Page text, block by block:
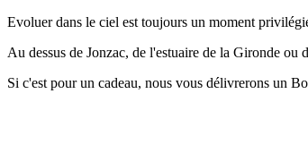
Evoluer dans le ciel est toujours un moment
Au dessus de Jonzac, de l'estuaire de la Gironde ou
Si c'est pour un cadeau, nous vous délivrerons un